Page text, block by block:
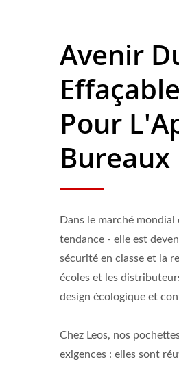
Avenir
Pour
Bureaux
Dans le marché
tendance - elle est
sécurité en classe et la
écoles et les
design écologique et
Chez Leos, nos
exigences : elles sont